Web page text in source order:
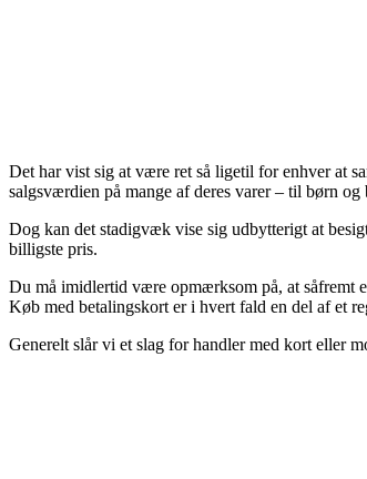
Det har vist sig at være ret så ligetil for enhver at
salgsværdien på mange af deres varer – til børn
Dog kan det stadigvæk vise sig udbytterigt at
billigste pris.
Du må imidlertid være opmærksom på, at såfremt
Køb med betalingskort er i hvert fald en del af et
Generelt slår vi et slag for handler med kort eller